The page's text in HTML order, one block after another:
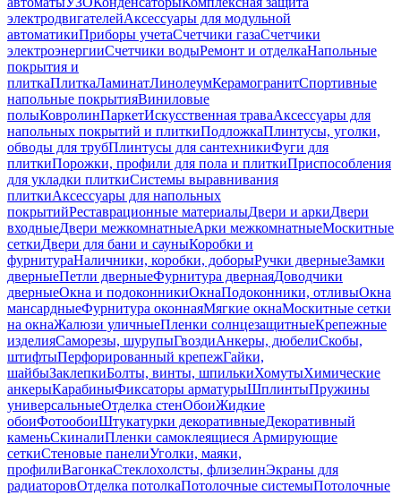
электродвигателейАксессуары для модульной
автоматикиПриборы учетаСчетчики газаСчетчики
электроэнергииСчетчики водыРемонт и отделкаНапольные
покрытия и
плиткаПлиткаЛаминатЛинолеумКерамогранитСпортивные
напольные покрытияВиниловые
полыКовролинПаркетИскусственная траваАксессуары для
напольных покрытий и плиткиПодложкаПлинтусы, уголки,
обводы для трубПлинтусы для сантехникиФуги для
плиткиПорожки, профили для пола и плиткиПриспособления
для укладки плиткиСистемы выравнивания
плиткиАксессуары для напольных
покрытийРеставрационные материалыДвери и аркиДвери
входныеДвери межкомнатныеАрки межкомнатныеМоскитные
сеткиДвери для бани и сауныКоробки и
фурнитураНаличники, коробки, доборыРучки дверныеЗамки
дверныеПетли дверныеФурнитура двернаяДоводчики
дверныеОкна и подоконникиОкнаПодоконники, отливыОкна
мансардныеФурнитура оконнаяМягкие окнаМоскитные сетки
на окнаЖалюзи уличныеПленки солнцезащитныеКрепежные
изделияСаморезы, шурупыГвоздиАнкеры, дюбелиСкобы,
штифтыПерфорированный крепежГайки,
шайбыЗаклепкиБолты, винты, шпилькиХомутыХимические
анкерыКарабиныФиксаторы арматурыШплинтыПружины
универсальныеОтделка стенОбоиЖидкие
обоиФотообоиШтукатурки декоративныеДекоративный
каменьСкиналиПленки самоклеящиеся Армирующие
сеткиСтеновые панелиУголки, маяки,
профилиВагонкаСтеклохолсты, флизелинЭкраны для
радиаторовОтделка потолкаПотолочные системыПотолочные